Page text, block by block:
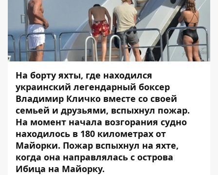
На борту яхты, где находился
украинский легендарный боксер
Владимир Кличко вместе со своей
семьей и друзьями, вспыхнул пожар.
На момент начала возгорания судно
находилось в 180 километрах от
Майорки. Пожар вспыхнул на яхте,
когда она направлялась с острова
Ибица на Майорку.